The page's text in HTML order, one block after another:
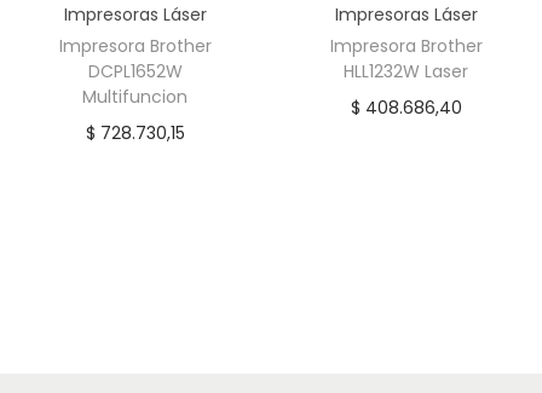
Impresoras Láser
Impresora Brother
DCPL1652W
Multifuncion
$ 728.730,15
Impresoras Láser
Impresora Brother
HLL1232W Laser
$ 408.686,40